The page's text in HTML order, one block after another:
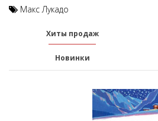
Макс Лукадо
Хиты продаж
Новинки